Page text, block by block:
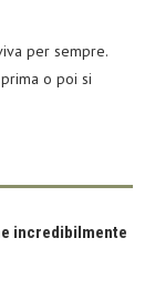
per sempre.
o poi si
incredibilmente